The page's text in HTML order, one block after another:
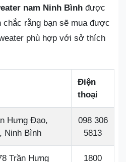
nam Ninh Bình được
chắc rằng bạn sẽ mua được
phù hợp với sở thích
Điện
thoại
Hưng Đạo,
Ninh Bình
098 306
5813
Trần Hưng
1800